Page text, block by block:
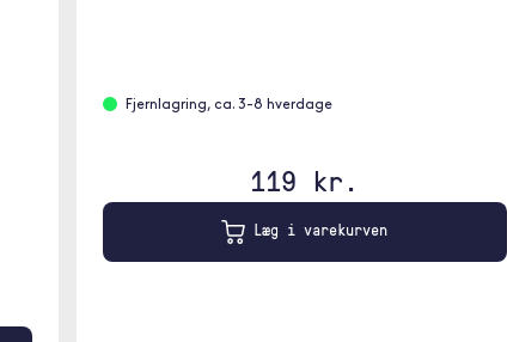
Fjernlagring, ca. 3-8 hverdage
119 kr.
Læg i varekurven